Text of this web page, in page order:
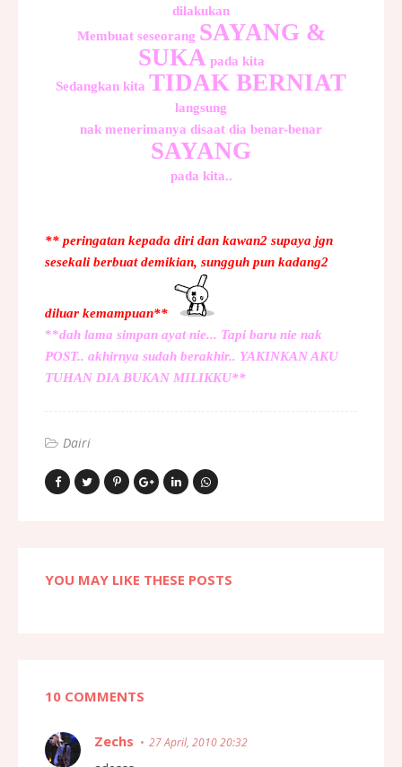
dilakukan
Membuat seseorang SAYANG &
SUKA pada kita
Sedangkan kita TIDAK BERNIAT
langsung
nak menerimanya disaat dia benar-benar
SAYANG
pada kita..
** peringatan kepada diri dan kawan2 supaya jgn
sesekali berbuat demikian, sungguh pun kadang2
diluar kemampuan**
**dah lama simpan ayat nie... Tapi baru nie nak
POST.. akhirnya sudah berakhir.. YAKINKAN AKU
TUHAN DIA BUKAN MILIKKU**
Dairi
YOU MAY LIKE THESE POSTS
10 COMMENTS
Zechs 27 April, 2010 20:32